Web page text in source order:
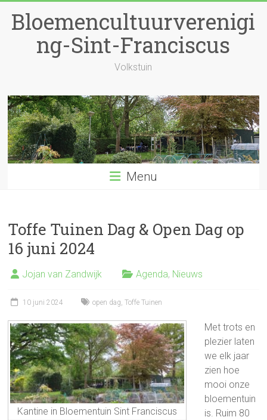
naar
inhoudBloemencultuurverenigi
ng-Sint-Franciscus
Volkstuin
Menu
Toffe Tuinen Dag & Open Dag op
16 juni 2024
Jojan van Zandwijk Agenda, Nieuws
10 juni 2024 open dag,Toffe Tuinen
Kantine in Bloementuin Sint Franciscus
Met trots en
plezier laten
we elk jaar
zien hoe
mooi onze
bloementuin
is. Ruim 80